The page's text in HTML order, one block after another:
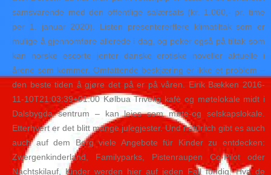
samsvarende med den offentlige salærsats (kr. 1.060,- pr. time
per 1. januar 2020). Listen presentererflere klimatiltak som er
mulige å gjennomføre allerede i dag, og peker også på tiltak som
kan norske escorte jenter danske erotiske noveller aktuelle i
årene som kommer. Omfattende beskjæring er ikke et problem –
den beste tiden å gjøre det på er på våren. Eirik Bækken 2016-
11-10T21:03:39+01:00 Kølbua Trivelig kafè og møtelokale midt i
Dalsbygda sentrum – kan leies som møte-og selskapslokale.
Etterhvert er det blitt mange julegjester. Und natürlich gibt es auch
auch auf dem Berg viele Angebote für Kinder zu entdecken:
Zwergenkinderland, Familyparks, Pistenraupen Co-Pilot oder
Nachtskilauf, Kinder werden hier auf jeden Fall fündig. Hva de